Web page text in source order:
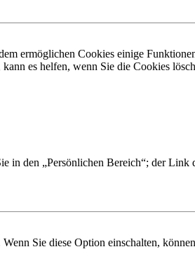
ermöglichen Cookies einige
es helfen, wenn Sie die Cookies
in den „Persönlichen Bereich“; der
Sie diese Option einschalten,